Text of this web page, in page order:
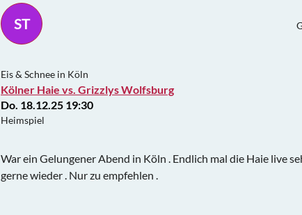
ST
Eis & Schnee in Köln
Kölner Haie vs. Grizzlys Wolfsburg
Do. 18.12.25 19:30
Heimspiel
War ein Gelungener Abend in Köln . Endlich mal die Haie live
gerne wieder . Nur zu empfehlen .